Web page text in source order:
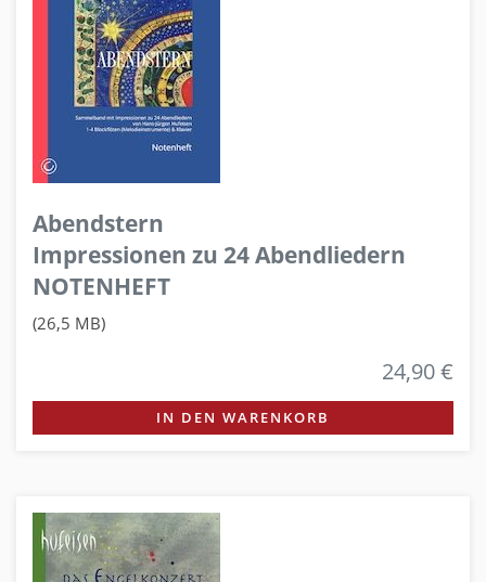
Abendstern
Impressionen zu 24 Abendliedern
NOTENHEFT
(26,5 MB)
24,90 €
IN DEN WARENKORB